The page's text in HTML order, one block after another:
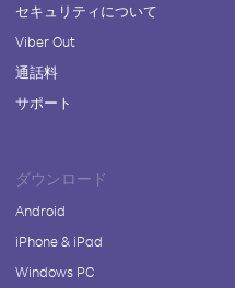
セキュリティについて
Viber Out
通話料
サポート
ダウンロード
Android
iPhone & iPad
Windows PC